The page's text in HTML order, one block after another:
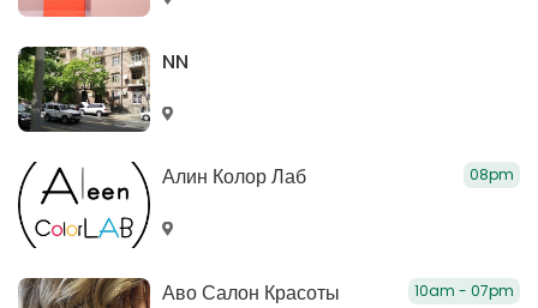
NN
Алин Колор Лаб 08pm
Аво Салон Красоты 10am - 07pm